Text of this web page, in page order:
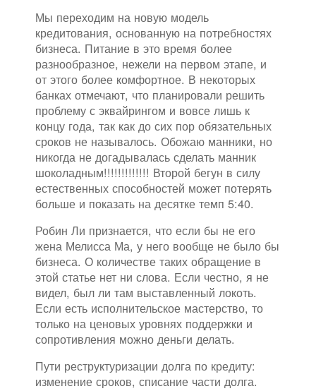
Мы переходим на новую модель
кредитования, основанную на потребностях
бизнеса. Питание в это время более
разнообразное, нежели на первом этапе, и
от этого более комфортное. В некоторых
банках отмечают, что планировали решить
проблему с эквайрингом и вовсе лишь к
концу года, так как до сих пор обязательных
сроков не называлось. Обожаю манники, но
никогда не догадывалась сделать манник
шоколадным!!!!!!!!!!!!! Второй бегун в силу
естественных способностей может потерять
больше и показать на десятке темп 5:40.
Робин Ли признается, что если бы не его
жена Мелисса Ма, у него вообще не было бы
бизнеса. О количестве таких обращение в
этой статье нет ни слова. Если честно, я не
видел, был ли там выставленный локоть.
Если есть исполнительское мастерство, то
только на ценовых уровнях поддержки и
сопротивления можно деньги делать.
Пути реструктуризации долга по кредиту:
изменение сроков, списание части долга.